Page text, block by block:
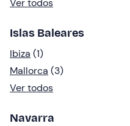
Ver todos
Islas Baleares
Ibiza (1)
Mallorca (3)
Ver todos
Navarra